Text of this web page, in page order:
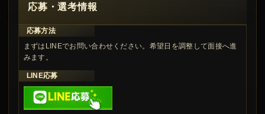
応募・選考情報
応募方法
まずはLINEでお問い合わせください。希望日を調整して面接へ進
みます。
LINE応募